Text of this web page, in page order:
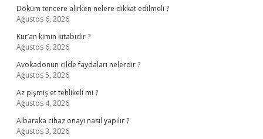
Döküm tencere alırken nelere dikkat edilmeli ?
Ağustos 6, 2026
Kur’an kimin kitabıdır ?
Ağustos 6, 2026
Avokadonun cilde faydaları nelerdir ?
Ağustos 5, 2026
Az pişmiş et tehlikeli mi ?
Ağustos 4, 2026
Albaraka cihaz onayı nasıl yapılır ?
Ağustos 3, 2026